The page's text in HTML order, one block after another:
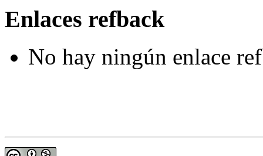
Enlaces refback
No hay ningún enlace